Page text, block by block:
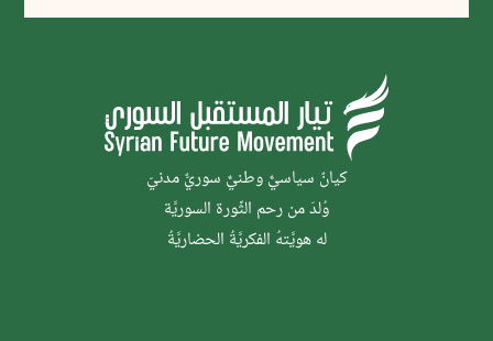
كيانٌ سياسيٌّ وطنيٌّ سوريٌّ مدنيّ
وُلدَ من رحم الثَّورة السوريَّة
له هويَّتهُ الفكريَّةُ الحضاريَّةُ